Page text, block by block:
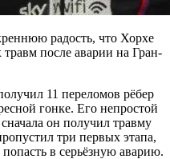
радость, что Хорхе
после аварии на Гран-
11 переломов рёбер
гонке. Его непростой
он получил травму
три первых этапа,
в серьёзную аварию.